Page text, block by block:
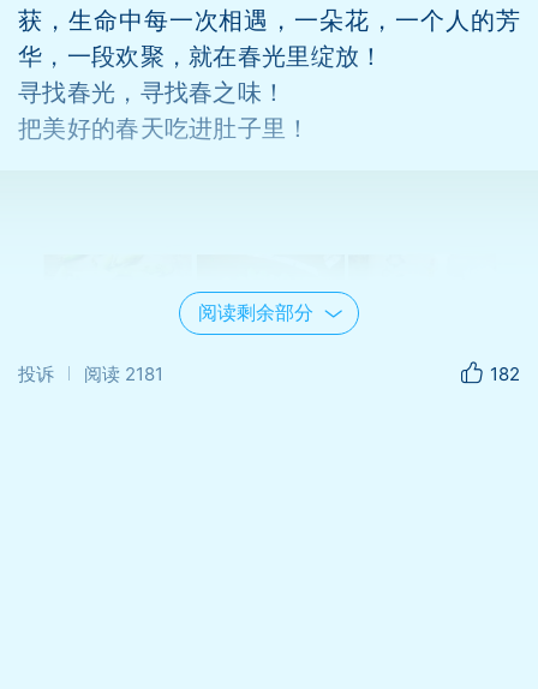
获，生命中每一次相遇，一朵花，一个人的芳
华，一段欢聚，就在春光里绽放！
寻找春光，寻找春之味！
把美好的春天吃进肚子里！
阅读剩余部分
投诉 阅读 2181 182